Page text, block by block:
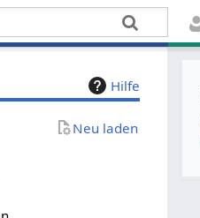
Hilfe
Neu laden